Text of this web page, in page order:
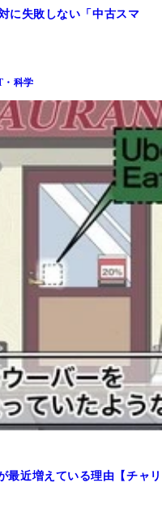
に失敗しない「中古スマ
科学
最近増えている理由【チャリ